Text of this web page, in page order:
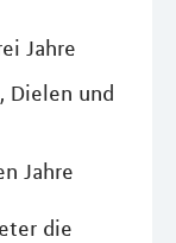
Jahre
Dielen und
Jahre
die